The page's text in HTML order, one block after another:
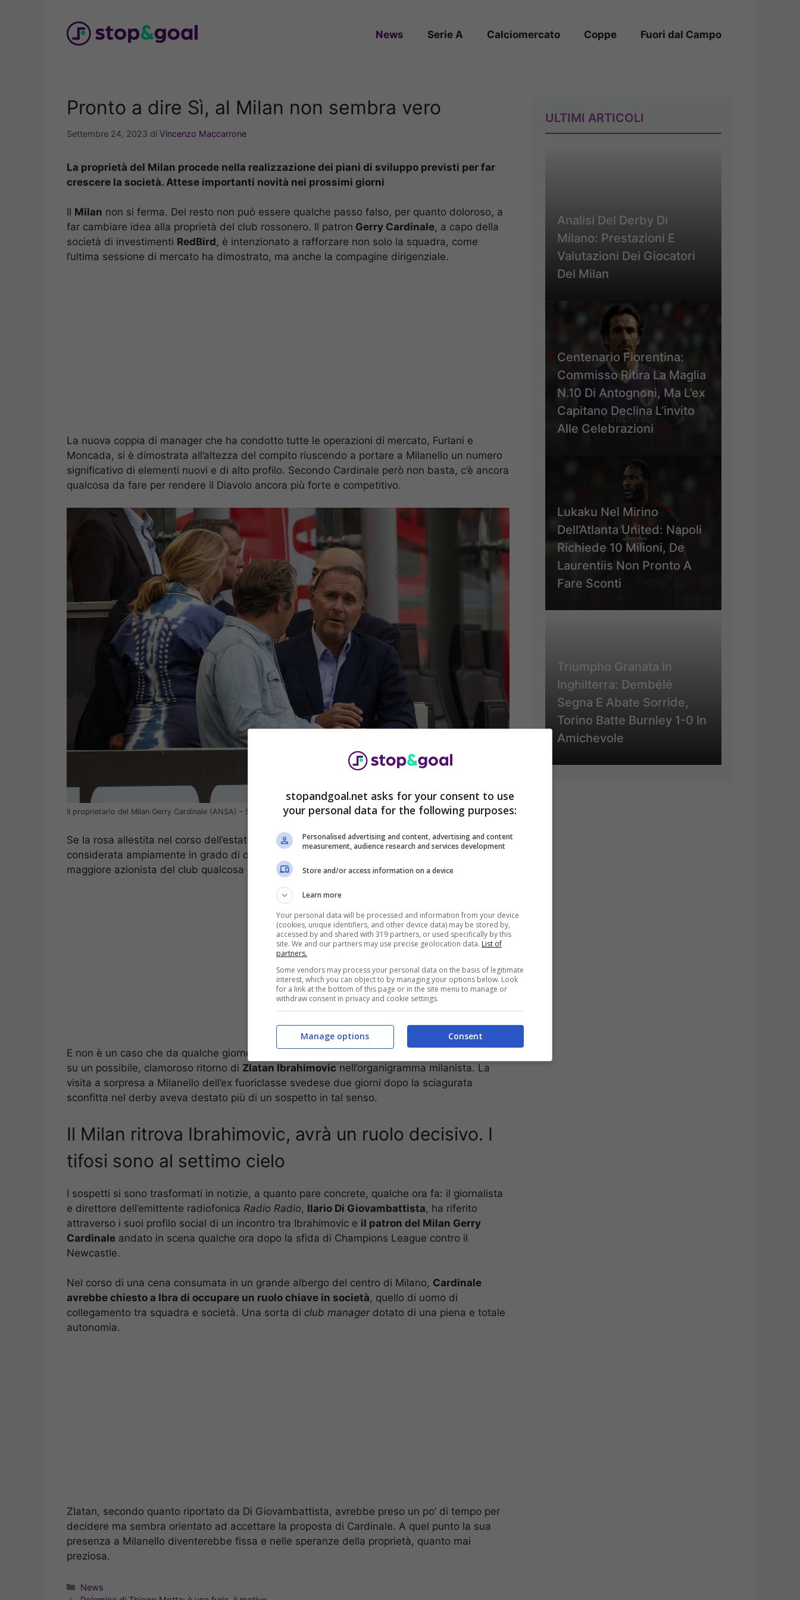
News Serie A Calciomercato Coppe Fuori dal Campo
Pronto a dire Sì, al Milan non sembra vero
Settembre 24, 2023 di Vincenzo Maccarrone
La proprietà del Milan procede nella realizzazione dei piani di sviluppo previsti per far
crescere la società. Attese importanti novità nei prossimi giorni
Il Milan non si ferma. Del resto non può essere qualche passo falso, per quanto doloroso, a
far cambiare idea alla proprietà del club rossonero. Il patron Gerry Cardinale, a capo della
società di investimenti RedBird, è intenzionato a rafforzare non solo la squadra, come
l’ultima sessione di mercato ha dimostrato, ma anche la compagine dirigenziale.
La nuova coppia di manager che ha condotto tutte le operazioni di mercato, Furlani e
Moncada, si è dimostrata all’altezza del compito riuscendo a portare a Milanello un numero
significativo di elementi nuovi e di alto profilo. Secondo Cardinale però non basta, c’è ancora
qualcosa da fare per rendere il Diavolo ancora più forte e competitivo.
Il proprietario del Milan Gerry Cardinale (ANSA) – Stopandgoal.net
Se la rosa allestita nel corso dell’estate e messa a disposizione diStefano Pioliè
considerata ampiamente in grado di disputare un stagione di altissimo livello, secondo il
maggiore azionista del club qualcosa si può e forse si deve fare in ambito dirigenziale.
E non è un caso che da qualche giorno si siano fatte sempre più consistenti le indiscrezioni
su un possibile, clamoroso ritorno di Zlatan Ibrahimovic nell’organigramma milanista. La
visita a sorpresa a Milanello dell’ex fuoriclasse svedese due giorni dopo la sciagurata
sconfitta nel derby aveva destato più di un sospetto in tal senso.
Il Milan ritrova Ibrahimovic, avrà un ruolo decisivo. I
tifosi sono al settimo cielo
I sospetti si sono trasformati in notizie, a quanto pare concrete, qualche ora fa: il giornalista
e direttore dell’emittente radiofonica Radio Radio, Ilario Di Giovambattista, ha riferito
attraverso i suoi profilo social di un incontro tra Ibrahimovic e il patron del Milan Gerry
Cardinale andato in scena qualche ora dopo la sfida di Champions League contro il
Newcastle.
Nel corso di una cena consumata in un grande albergo del centro di Milano, Cardinale
avrebbe chiesto a Ibra di occupare un ruolo chiave in società, quello di uomo di
collegamento tra squadra e società. Una sorta di club managerdotato di una piena e totale
autonomia.
Zlatan, secondo quanto riportato da Di Giovambattista, avrebbe preso un po’ di tempo per
decidere ma sembra orientato ad accettare la proposta di Cardinale. A quel punto la sua
presenza a Milanello diventerebbe fissa e nelle speranze della proprietà, quanto mai
preziosa.
Categorie
News
ULTIMI ARTICOLI
Analisi Del Derby Di
Milano: Prestazioni E
Valutazioni Dei Giocatori
Del Milan
Centenario Fiorentina:
Commisso Ritira La Maglia
N.10 Di Antognoni, Ma L’ex
Capitano Declina L’invito
Alle Celebrazioni
Lukaku Nel Mirino
Dell’Atlanta United: Napoli
Richiede 10 Milioni, De
Laurentiis Non Pronto A
Fare Sconti
Triumpho Granata In
Inghilterra: Dembélé
Segna E Abate Sorride,
Torino Batte Burnley 1-0 In
Amichevole
stopandgoal.net asks for your consent to use
your personal data for the following purposes:
Personalised advertising and content, advertising and content
measurement, audience research and services development
Store and/or access information on a device
Learn more
Your personal data will be processed and information from your device
(cookies, unique identifiers, and other device data) may be stored by,
accessed by and shared with 319 partners, or used specifically by this
site. We and our partners may use precise geolocation data. List of
partners.
Some vendors may process your personal data on the basis of legitimate
interest, which you can object to by managing your options below. Look
for a link at the bottom of this page or in the site menu to manage or
withdraw consent in privacy and cookie settings.
Consent
Manage options